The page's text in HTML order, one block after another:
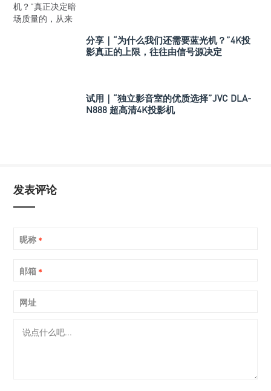
分享｜“为什么我们还需要蓝光机？”4K投
影真正的上限，往往由信号源决定
试用｜“独立影音室的优质选择”JVC DLA-
N888 超高清4K投影机
发表评论
昵称 *
邮箱 *
网址